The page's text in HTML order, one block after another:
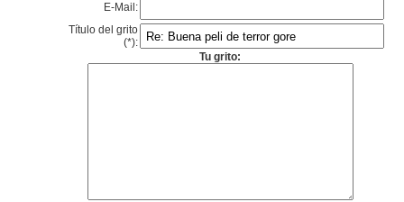
E-Mail:
Título del grito
(*):
Tu grito: